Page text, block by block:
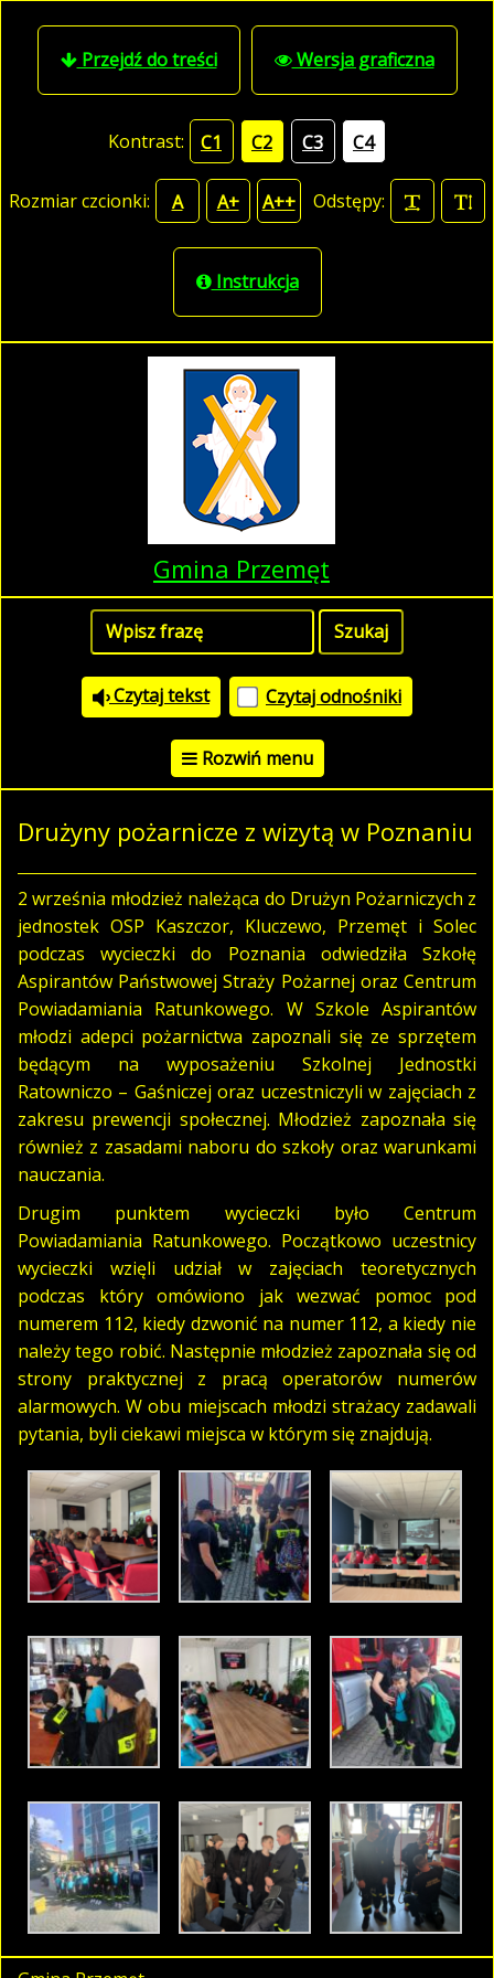
Przejdź do treści Wersja graficzna
Kontrast: C1 C2 C3 C4
Rozmiar czcionki: A A+ A++ Odstępy:
Instrukcja
Gmina Przemęt
Czytaj tekst Czytaj odnośniki
Rozwiń menu
Drużyny pożarnicze z wizytą w Poznaniu
2 września młodzież należąca do Drużyn Pożarniczych z
jednostek OSP Kaszczor, Kluczewo, Przemęt i Solec
podczas wycieczki do Poznania odwiedziła Szkołę
Aspirantów Państwowej Straży Pożarnej oraz Centrum
Powiadamiania Ratunkowego. W Szkole Aspirantów
młodzi adepci pożarnictwa zapoznali się ze sprzętem
będącym na wyposażeniu Szkolnej Jednostki
Ratowniczo – Gaśniczej oraz uczestniczyli w zajęciach z
zakresu prewencji społecznej. Młodzież zapoznała się
również z zasadami naboru do szkoły oraz warunkami
nauczania.
Drugim punktem wycieczki było Centrum
Powiadamiania Ratunkowego. Początkowo uczestnicy
wycieczki wzięli udział w zajęciach teoretycznych
podczas który omówiono jak wezwać pomoc pod
numerem 112, kiedy dzwonić na numer 112, a kiedy nie
należy tego robić. Następnie młodzież zapoznała się od
strony praktycznej z pracą operatorów numerów
alarmowych. W obu miejscach młodzi strażacy zadawali
pytania, byli ciekawi miejsca w którym się znajdują.